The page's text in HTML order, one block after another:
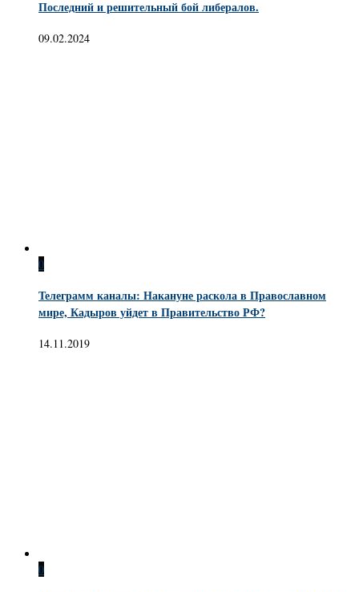
Последний и решительный бой либералов.
09.02.2024
0
Телеграмм каналы: Накануне раскола в Православном
мире, Кадыров уйдет в Правительство РФ?
14.11.2019
0